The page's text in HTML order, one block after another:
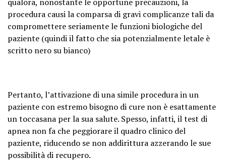
procedura causi la comparsa di gravi complicanze tali da
compromettere seriamente le funzioni biologiche del
paziente (quindi il fatto che sia potenzialmente letale è
scritto nero su bianco)
Pertanto, l’attivazione di una simile procedura in un
paziente con estremo bisogno di cure non è esattamente
un toccasana per la sua salute. Spesso, infatti, il test di
apnea non fa che peggiorare il quadro clinico del
paziente, riducendo se non addirittura azzerando le sue
possibilità di recupero.